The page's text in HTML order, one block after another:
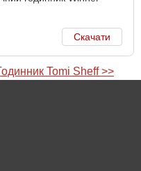
Скачати
Tomi Sheff >>